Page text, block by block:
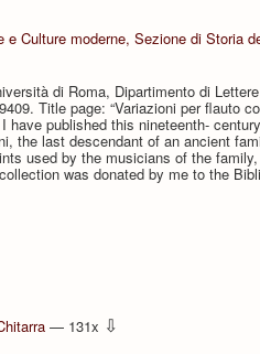
Culture moderne, Sezione di Storia
di Roma, Dipartimento di
Title page: “Variazioni per flauto
have published this nineteenth-
the last descendant of an ancient
used by the musicians of the
was donated by me to the
— 131x ⇩